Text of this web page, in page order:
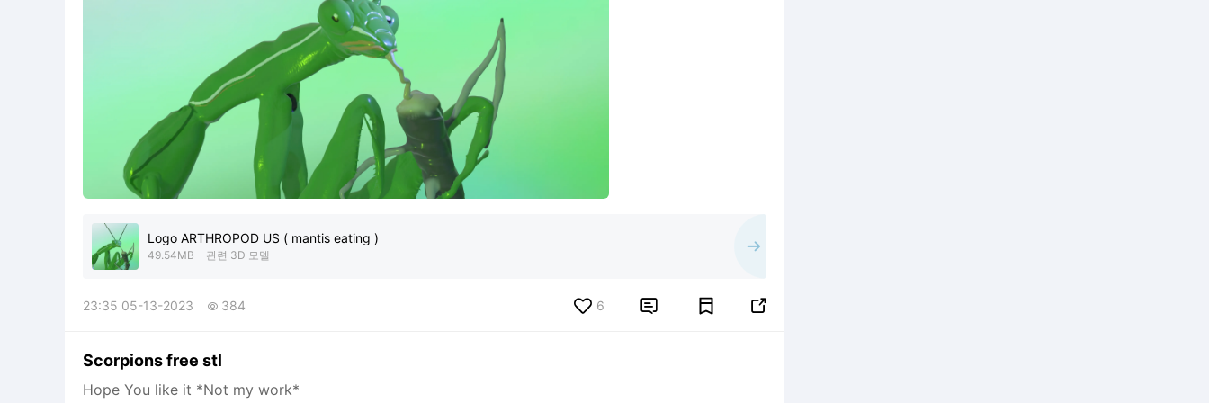
Logo ARTHROPOD US ( mantis eating )
49.54MB 관련 3D 모델
23:35 05-13-2023  384 6  
Scorpions free stl
Hope You like it *Not my work*